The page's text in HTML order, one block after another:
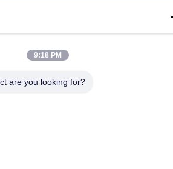
gekühlte
Blutbank-Zentrifuge
9:18 PM
are you looking for?